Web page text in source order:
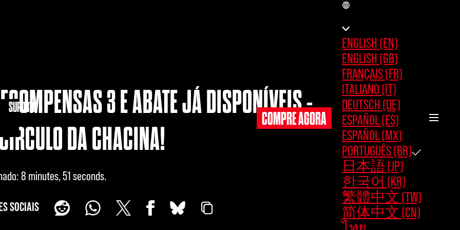
SUPORTE
COMPRE AGORA
ENGLISH (EN)
ENGLISH (GB)
FRANÇAIS (FR)
ITALIANO (IT)
DEUTSCH (DE)
ESPAÑOL (ES)
ESPAÑOL (MX)
PORTUGUÊS (BR)
日本語 (JP)
한국어 (KR)
繁體中文 (TW)
简体中文 (CN)
3 E ABATE JÁ DISPONÍVEIS -
DA CHACINA!
8 minutes, 51 seconds
SOCIAIS